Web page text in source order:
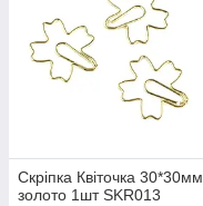
Скріпка Квіточка 30*30мм
золото 1шт SKR013